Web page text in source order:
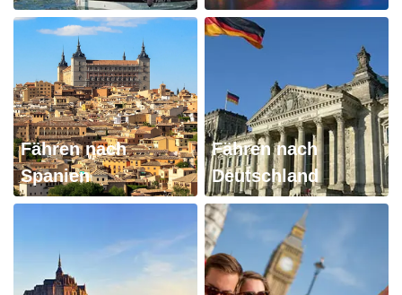
Fähren nach
Spanien
Fähren nach
Deutschland